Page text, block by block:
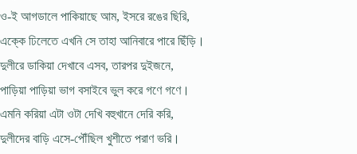
ও-ই আগডালে পাকিয়াছে আম, ইসরে রঙের ছিরি,
এক্কে ঢিলেতে এখনি সে তাহা আনিবারে পারে ছিঁড়ি।
দুলীরে ডাকিয়া দেখাবে এসব, তারপর দুইজনে,
পাড়িয়া পাড়িয়া ভাগ বসাইবে ভুল করে গণে গণে।
এমনি করিয়া এটা ওটা দেখি বহুখানে দেরি করি,
দুলীদের বাড়ি এসে-পৌঁছিল খুশীতে পরাণ ভরি।